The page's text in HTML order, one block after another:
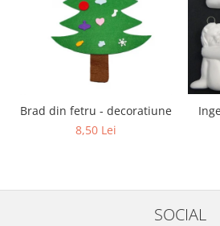
Brad din fetru - decoratiune
8,50 Lei
SOCIAL